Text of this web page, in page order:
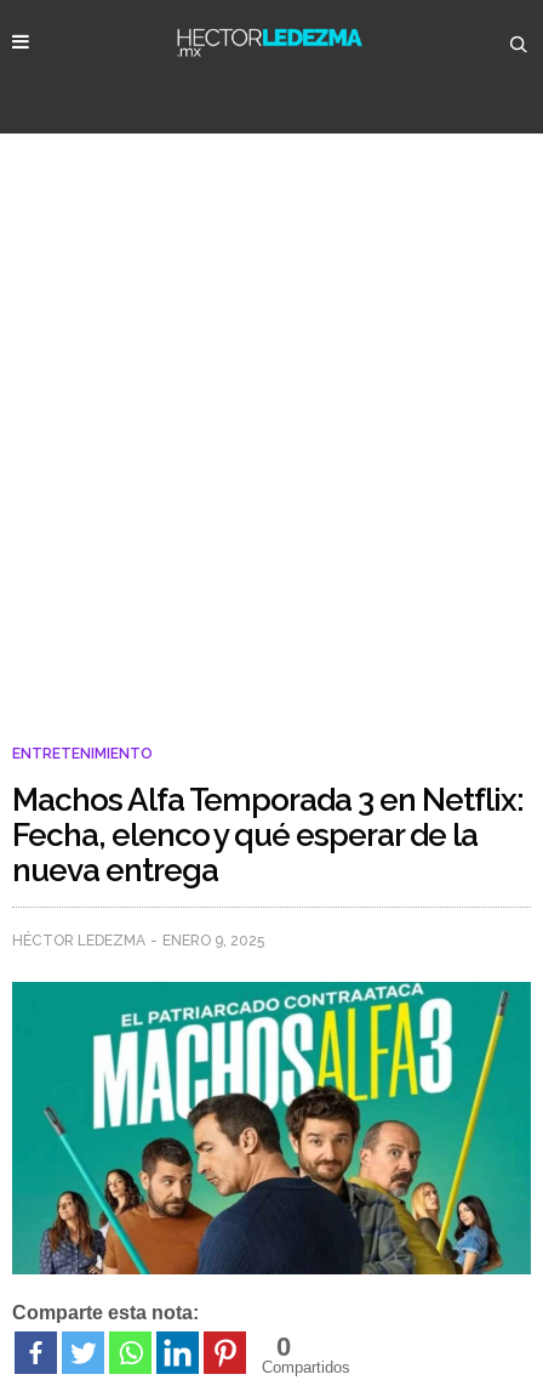
ENTRETENIMIENTO
Machos Alfa Temporada 3 en Netflix:
Fecha, elenco y qué esperar de la
nueva entrega
HÉCTOR LEDEZMA ENERO 9, 2025
Comparte esta nota:
0
Compartidos